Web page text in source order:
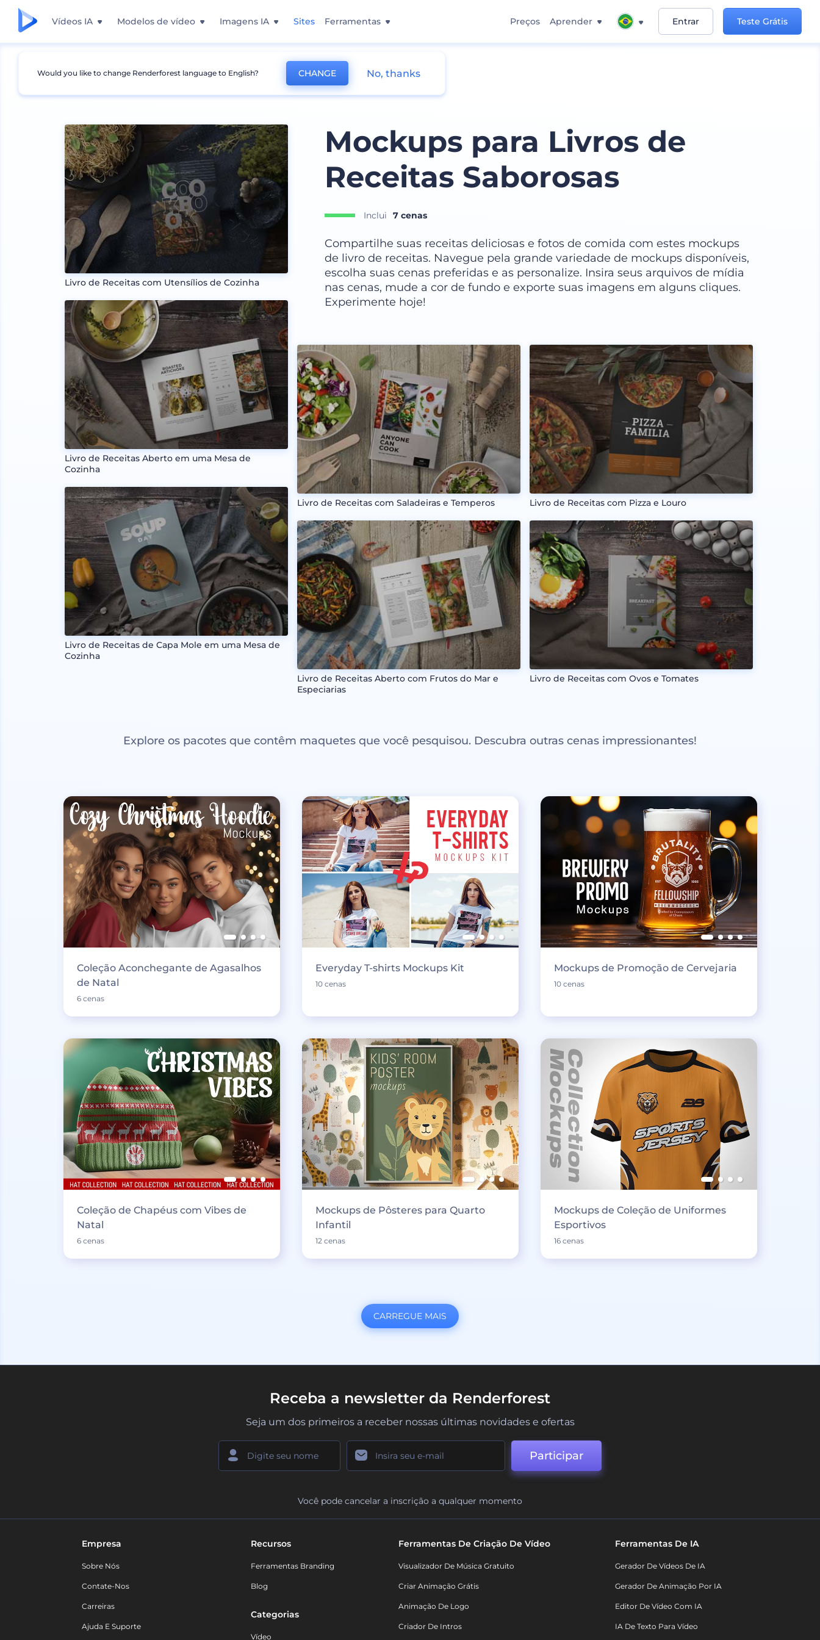
Vídeos IA Modelos de vídeo Imagens IA Sites Ferramentas Preços Aprender Entrar Teste Grátis
Mockups Impressão Mockup de Livro
Livro de Receitas com Utensílios de Cozinha
Livro de Receitas Aberto em uma Mesa de
Cozinha
Livro de Receitas de Capa Mole em uma Mesa de
Cozinha
Mockups para Livros de
Receitas Saborosas
Inclui 7 cenas
Compartilhe suas receitas deliciosas e fotos de comida com estes mockups
de livro de receitas. Navegue pela grande variedade de mockups disponíveis,
escolha suas cenas preferidas e as personalize. Insira seus arquivos de mídia
nas cenas, mude a cor de fundo e exporte suas imagens em alguns cliques.
Experimente hoje!
Livro de Receitas com Saladeiras e Temperos
Livro de Receitas Aberto com Frutos do Mar e
Especiarias
Livro de Receitas com Pizza e Louro
Livro de Receitas com Ovos e Tomates
Explore os pacotes que contêm maquetes que você pesquisou. Descubra outras cenas impressionantes!
Coleção Aconchegante de Agasalhos
de Natal
6 cenas
Everyday T-shirts Mockups Kit
10 cenas
Mockups de Promoção de Cervejaria
10 cenas
Coleção de Chapéus com Vibes de
Natal
6 cenas
Mockups de Pôsteres para Quarto
Infantil
12 cenas
Mockups de Coleção de Uniformes
Esportivos
16 cenas
CARREGUE MAIS
Receba a newsletter da Renderforest
Seja um dos primeiros a receber nossas últimas novidades e ofertas
Participar
Você pode cancelar a inscrição a qualquer momento
Empresa
Sobre Nós
Contate-Nos
Carreiras
Ajuda E Suporte
Recursos
Ferramentas Branding
Blog
Categorias
Vídeo
Ferramentas De Criação De Vídeo
Visualizador De Música Gratuito
Criar Animação Grátis
Animação De Logo
Criador De Intros
Ferramentas De IA
Gerador De Vídeos De IA
Gerador De Animação Por IA
Editor De Vídeo Com IA
IA De Texto Para Vídeo
Would you like to change Renderforest language to English? CHANGE No, thanks